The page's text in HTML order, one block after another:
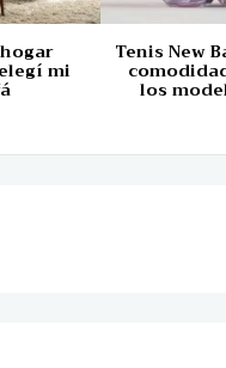
mi
Tenis New
los